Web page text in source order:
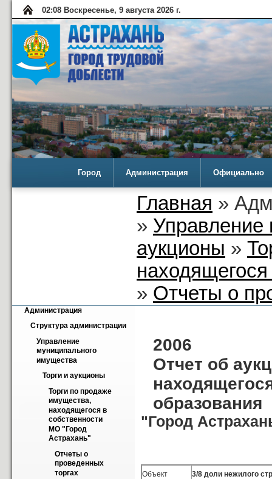
02:08 Воскресенье, 9 августа 2026 г.
Город Администрация Официально
Главная »
» Управление
аукционы »
» Отчеты о
Администрация
Структура администрации
Управление
муниципального
имущества
Торги и аукционы
Торги по продаже
имущества,
находящегося в
собственности
МО "Город
Астрахань"
Отчеты о
проведенных
торгах
2006
Отчет об
образования
"Город
Объект 3/8 доли нежилого